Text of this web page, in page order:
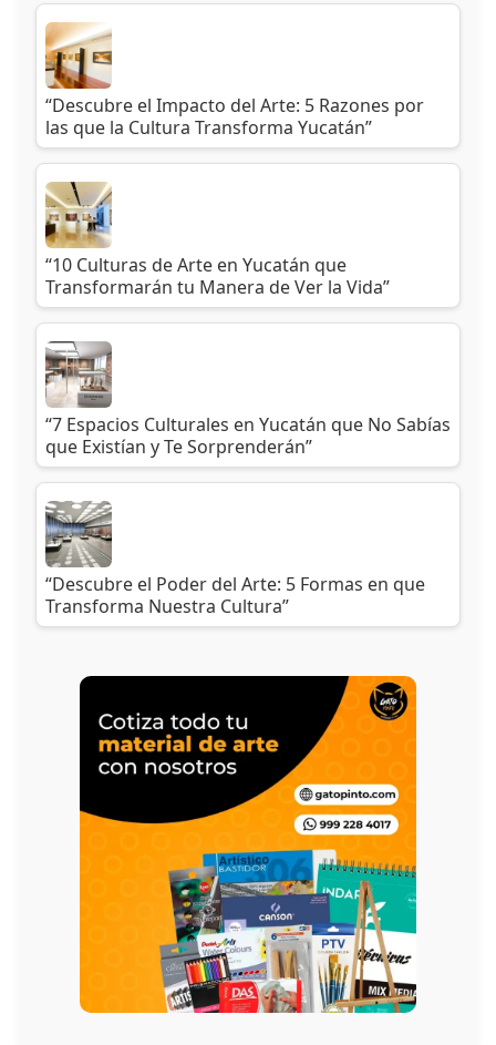
“Descubre el Impacto del Arte: 5 Razones por
las que la Cultura Transforma Yucatán”
“10 Culturas de Arte en Yucatán que
Transformarán tu Manera de Ver la Vida”
“7 Espacios Culturales en Yucatán que No Sabías
que Existían y Te Sorprenderán”
“Descubre el Poder del Arte: 5 Formas en que
Transforma Nuestra Cultura”